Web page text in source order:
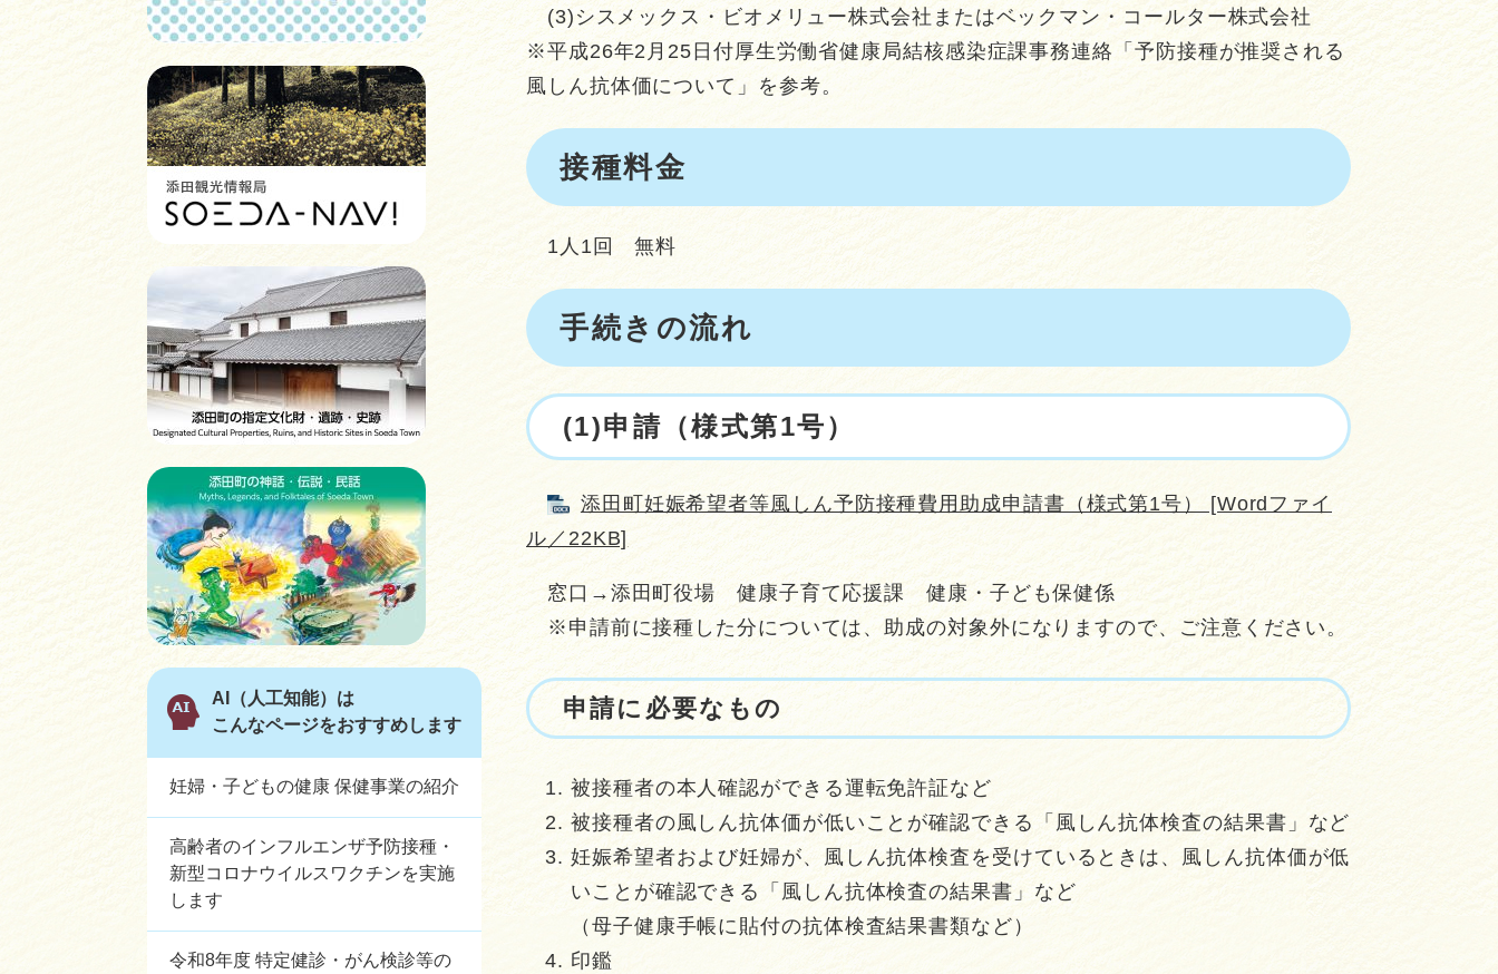
(3)シスメックス・ビオメリュー株式会社またはベックマン・コールター株式会社
※平成26年2月25日付厚生労働省健康局結核感染症課事務連絡「予防接種が推奨される
風しん抗体価について」を参考。
接種料金
1人1回 無料
手続きの流れ
(1)申請（様式第1号）
添田町妊娠希望者等風しん予防接種費用助成申請書（様式第1号） [Wordファイ
ル／22KB]
窓口→添田町役場 健康子育て応援課 健康・子ども保健係
※申請前に接種した分については、助成の対象外になりますので、ご注意ください。
申請に必要なもの
被接種者の本人確認ができる運転免許証など
被接種者の風しん抗体価が低いことが確認できる「風しん抗体検査の結果書」など
妊娠希望者および妊婦が、風しん抗体検査を受けているときは、風しん抗体価が低
いことが確認できる「風しん抗体検査の結果書」など
（母子健康手帳に貼付の抗体検査結果書類など）
印鑑
AI（人工知能）は
こんなページをおすすめします
妊婦・子どもの健康 保健事業の紹介
高齢者のインフルエンザ予防接種・
新型コロナウイルスワクチンを実施
します
令和8年度 特定健診・がん検診等の